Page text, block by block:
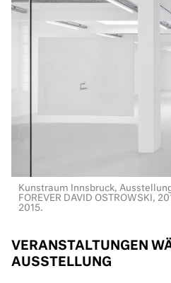
Kunstraum Innsbruck,
FOREVER DAVID OSTROWSKI,
2015.
VERANSTALTUNGEN
AUSSTELLUNG